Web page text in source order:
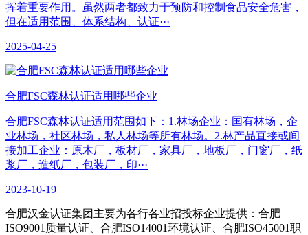
挥着重要作用。虽然两者都致力于预防和控制食品安全危害，
但在适用范围、体系结构、认证···
2025-04-25
合肥​FSC森林认证适用哪些企业
合肥FSC森林认证适用范围如下：1.林场企业：国有林场，企
业林场，社区林场，私人林场等所有林场。2.林产品直接或间
接加工企业：原木厂，板材厂，家具厂，地板厂，门窗厂，纸
浆厂，造纸厂，包装厂，印···
2023-10-19
合肥汉金认证集团主要为各行各业招投标企业提供：合肥
ISO9001质量认证、合肥ISO14001环境认证、合肥ISO45001职